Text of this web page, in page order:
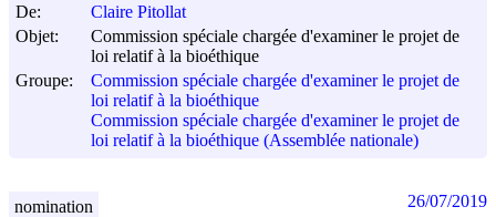
De:
Claire Pitollat
Objet:
Commission spéciale chargée d'examiner le projet de
loi relatif à la bioéthique
Groupe:
Commission spéciale chargée d'examiner le projet de
loi relatif à la bioéthique
Commission spéciale chargée d'examiner le projet de
loi relatif à la bioéthique (Assemblée nationale)
nomination 26/07/2019